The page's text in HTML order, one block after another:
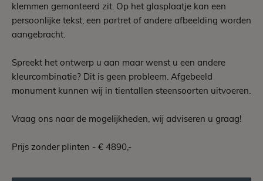
klemmen gemonteerd zit. Op het glasplaatje kan een
persoonlijke tekst, een portret of andere afbeelding worden
aangebracht.
Spreekt het ontwerp u aan maar wenst u een andere
kleurcombinatie? Dit is geen probleem. Afgebeeld
monument kunnen wij in tientallen steensoorten uitvoeren.
Vraag ons naar de mogelijkheden, wij adviseren u graag!
Prijs zonder plinten - € 4890,-